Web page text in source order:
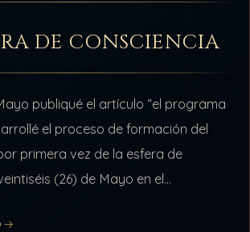
DE CONSCIENCIA
publiqué el artículo “el programa
el proceso de formación del
primera vez de la esfera de
(26) de Mayo en el…